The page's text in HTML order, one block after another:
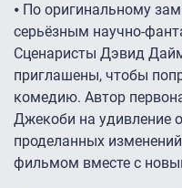
⦁ По оригинальному
серьёзным научно-
Сценаристы Дэвид
приглашены, чтобы
комедию. Автор
Джекоби на удивление
проделанных
фильмом вместе с